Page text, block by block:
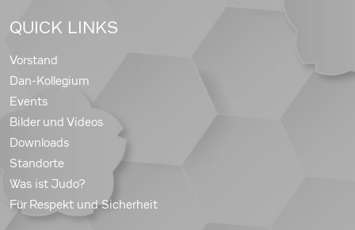
QUICK LINKS
Vorstand
Dan-Kollegium
Events
Bilder und Videos
Downloads
Standorte
Was ist Judo?
Für Respekt und Sicherheit